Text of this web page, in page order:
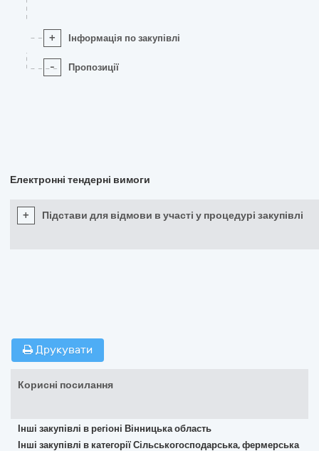
+ Інформація по закупівлі
- Пропозиції
Електронні тендерні вимоги
+ Підстави для відмови в участі у процедурі закупівлі
Друкувати
Корисні посилання
Інші закупівлі в регіоні Вінницька область
Інші закупівлі в категорії Сільськогосподарська, фермерська